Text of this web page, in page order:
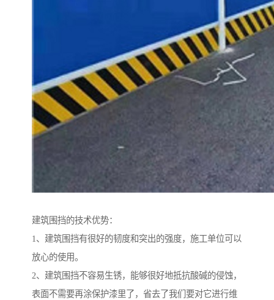
建筑围挡的技术优势：
1、建筑围挡有很好的韧度和突出的强度，施工单位可以
放心的使用。
2、建筑围挡不容易生锈，能够很好地抵抗酸碱的侵蚀，
表面不需要再涂保护漆里了，省去了我们要对它进行维